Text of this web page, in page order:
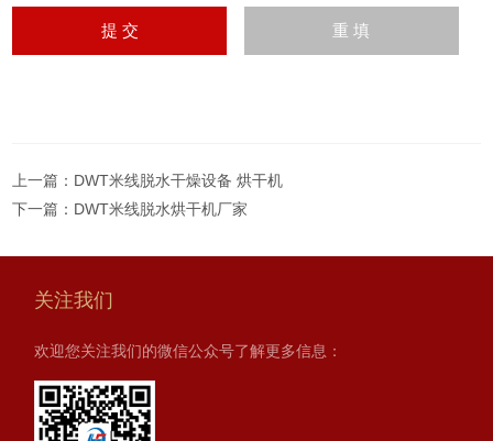
上一篇： DWT米线脱水干燥设备 烘干机
下一篇： DWT米线脱水烘干机厂家
关注我们
欢迎您关注我们的微信公众号了解更多信息：